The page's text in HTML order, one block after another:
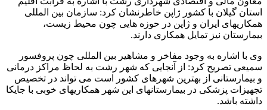
استان گیلان با کشور ژاپن خاطرنشان کرد: سازمان بین المللی
همکاریهای ایران و ژاپن در حوزه هایی چون محیط زیست،
بیمارستان نیز تمایل همکاری دارند.
وی با اشاره به وجود مفاخر و مشاهیر بین المللی چون پروفسور
سمیعی تصریح کرد: از آنجایی که شهر رشت به لحاظ مراکز درمانی
و بیمارستانی از بهترین شهرهای کشور است می تواند در تخصیص
تجهیزات پزشکی در بیمارستانهای این شهر همکاریهای خوبی با جایکا
داشته باشد.